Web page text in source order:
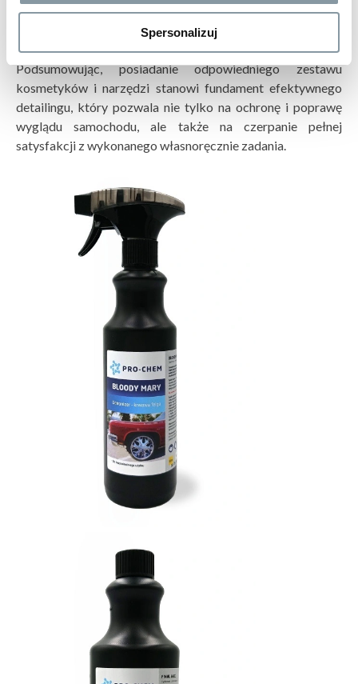
Spersonalizuj
preparaty do tapicerki oraz paneli znacząco podnoszą
Podsumowując, posiadanie odpowiedniego zestawu
kosmetyków i narzędzi stanowi fundament efektywnego
detailingu, który pozwala nie tylko na ochronę i poprawę
wyglądu samochodu, ale także na czerpanie pełnej
satysfakcji z wykonanego własnoręcznie zadania.